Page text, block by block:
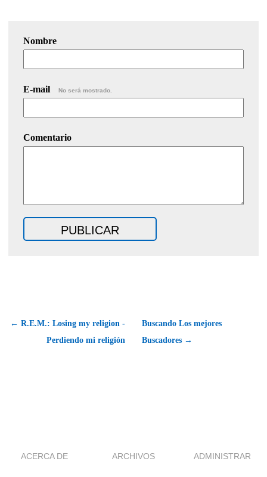
Nombre
E-mail No será mostrado.
Comentario
← R.E.M.: Losing my religion -
Perdiendo mi religión
Buscando Los mejores
Buscadores →
ACERCA DE ARCHIVOS ADMINISTRAR